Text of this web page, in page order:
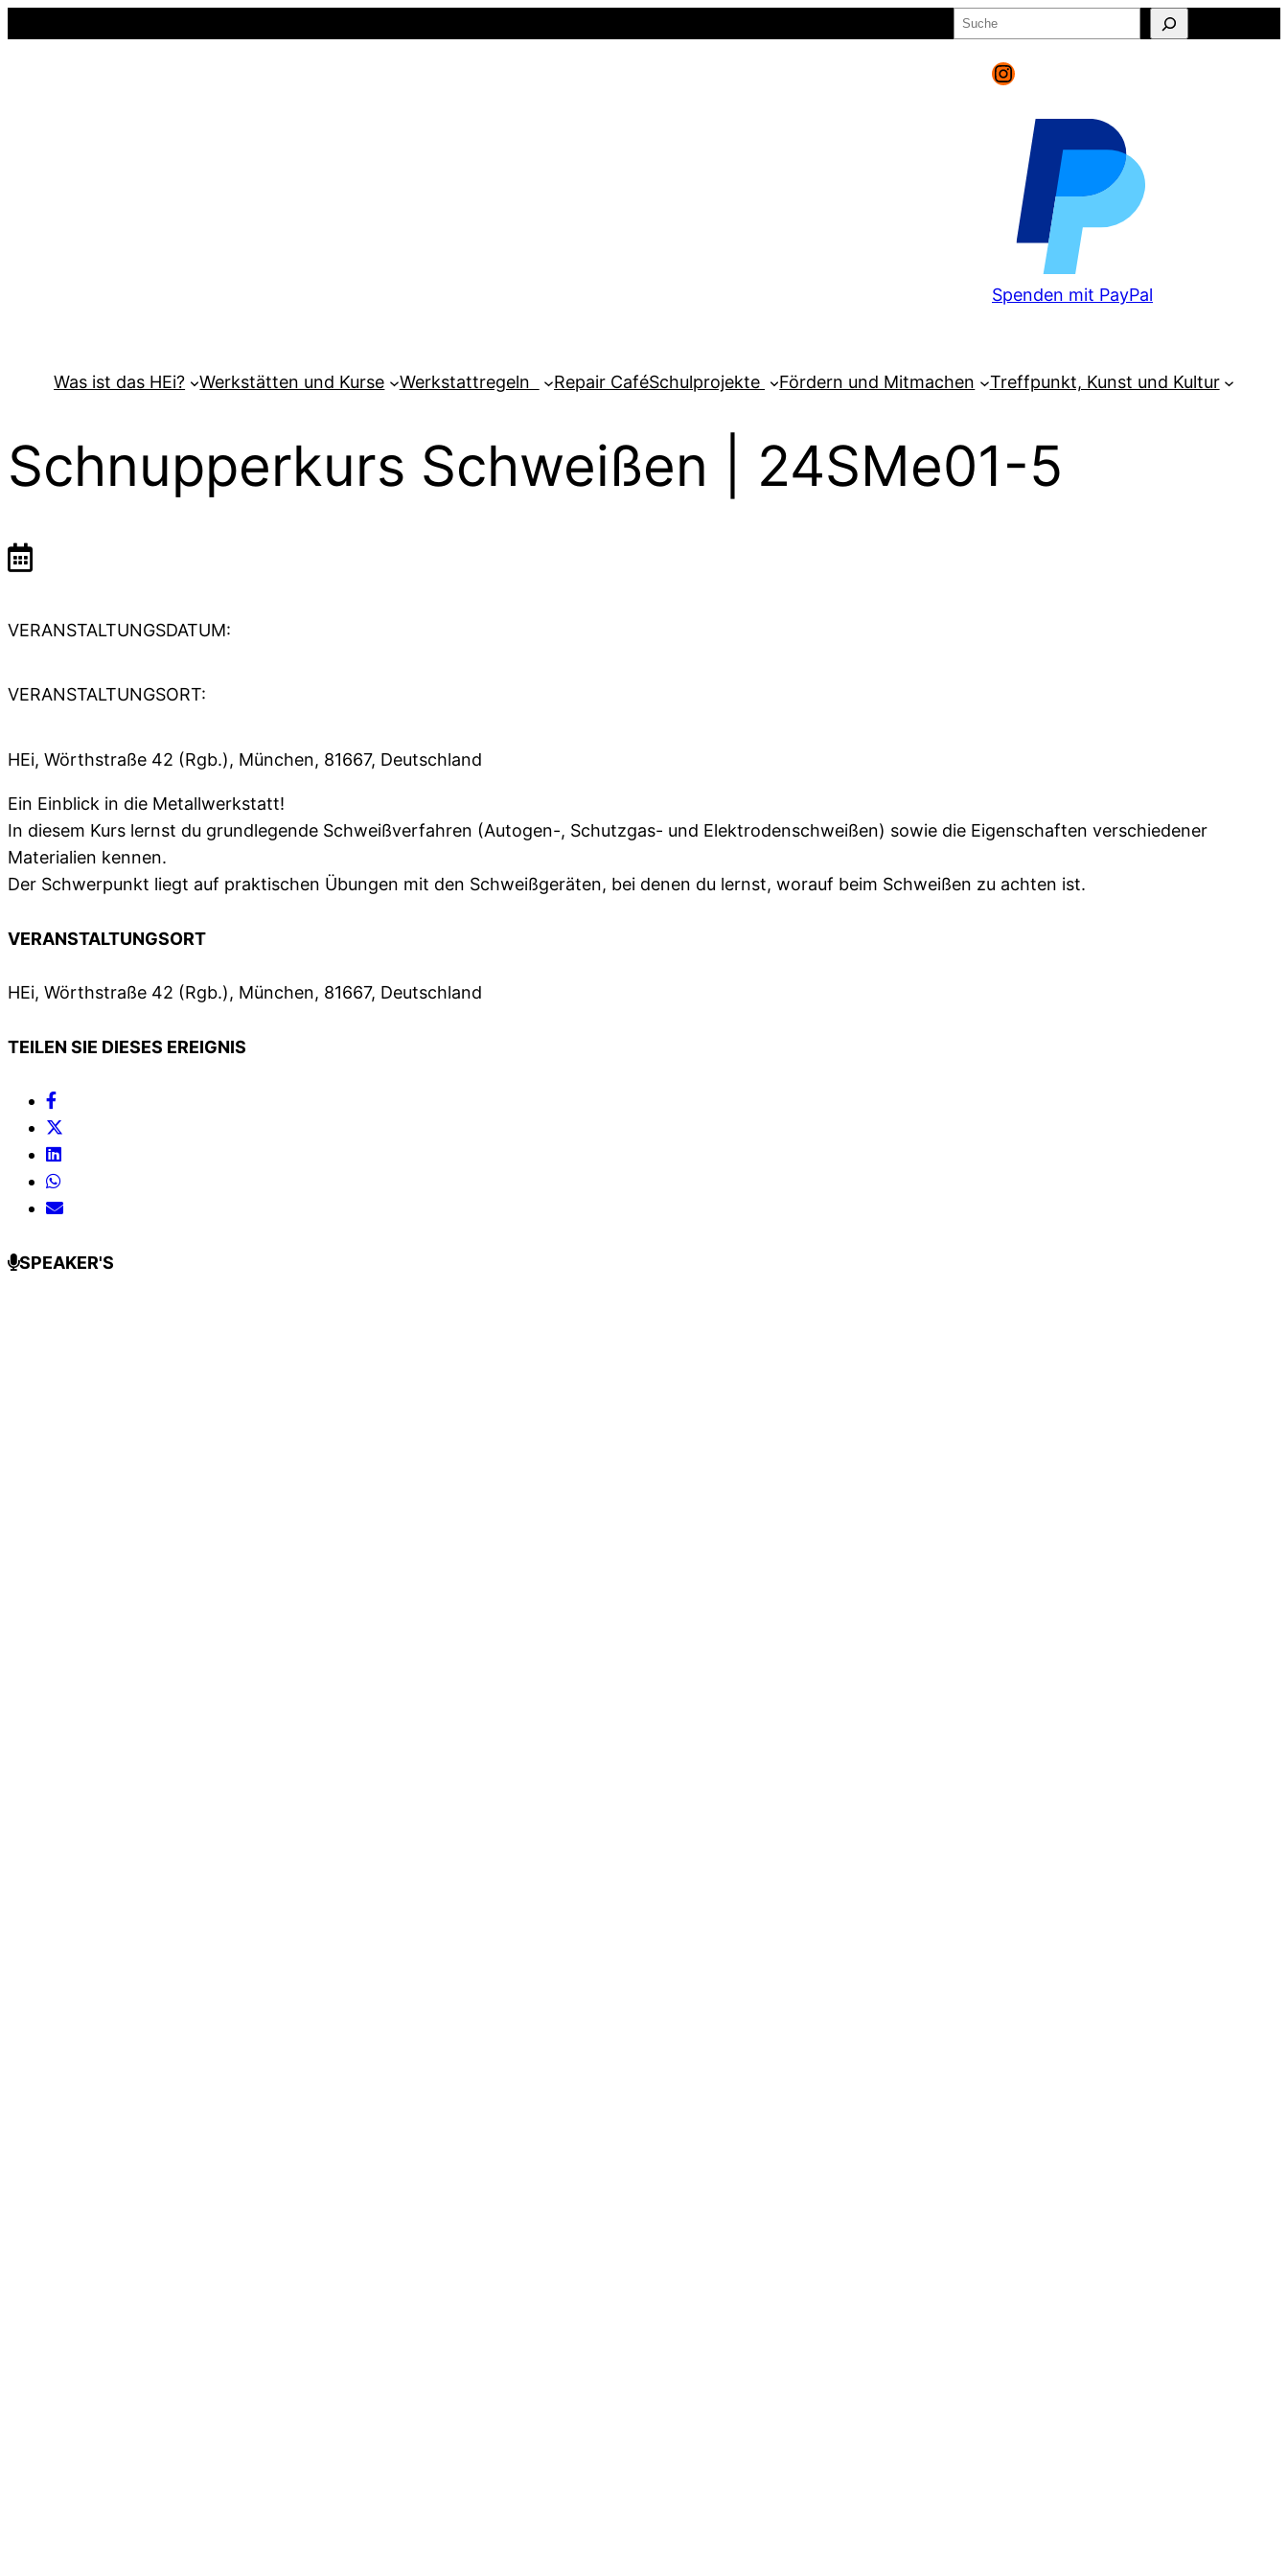
Suchen
Instagram
Spenden mit PayPal
Was ist das HEi? Werkstätten und Kurse Werkstattregeln Repair CaféSchulprojekte Fördern und Mitmachen Treffpunkt, Kunst und Kultur
Schnupperkurs Schweißen | 24SMe01-5
VERANSTALTUNGSDATUM:
VERANSTALTUNGSORT:
HEi, Wörthstraße 42 (Rgb.), München, 81667, Deutschland
Ein Einblick in die Metallwerkstatt!
In diesem Kurs lernst du grundlegende Schweißverfahren (Autogen-, Schutzgas- und Elektrodenschweißen) sowie die Eigenschaften verschiedener
Materialien kennen.
Der Schwerpunkt liegt auf praktischen Übungen mit den Schweißgeräten, bei denen du lernst, worauf beim Schweißen zu achten ist.
VERANSTALTUNGSORT
HEi, Wörthstraße 42 (Rgb.), München, 81667, Deutschland
TEILEN SIE DIESES EREIGNIS
SPEAKER'S